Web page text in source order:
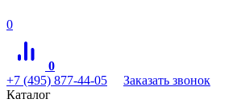
0
0
+7 (495) 877-44-05
Заказать звонок
Каталог